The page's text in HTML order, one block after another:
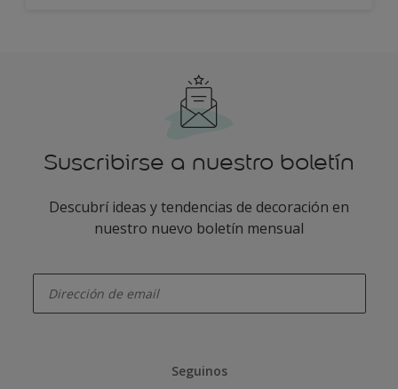
Suscribirse a nuestro boletín
Descubrí ideas y tendencias de decoración en
nuestro nuevo boletín mensual
Seguinos